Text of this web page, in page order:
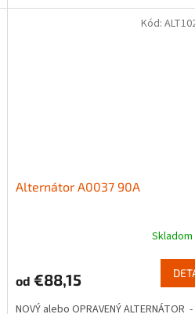
Alternátor A0037 90A
Skladom
od €88,15
NOVÝ alebo OPRAVENÝ ALTERNÁTOR -
Kód: